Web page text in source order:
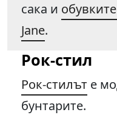
сака и
Jane.
Рок-стил
Рок-стилът е
бунтарите.